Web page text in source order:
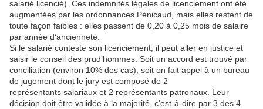
salarié licencié). Ces indemnités légales de licenciement ont été
augmentées par les ordonnances Pénicaud, mais elles restent de
toute façon faibles : elles passent de 0,20 à 0,25 mois de salaire
par année d’ancienneté.
Si le salarié conteste son licenciement, il peut aller en justice et
saisir le conseil des prud’hommes. Soit un accord est trouvé par
conciliation (environ 10% des cas), soit on fait appel à un bureau
de jugement dont le jury est composé de 2
représentants salariaux et 2 représentants patronaux. Leur
décision doit être validée à la majorité, c’est-à-dire par 3 des 4